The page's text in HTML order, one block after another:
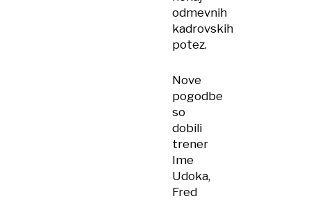
odmevnih
kadrovskih
potez.
Nove
pogodbe
so
dobili
trener
Ime
Udoka,
Fred